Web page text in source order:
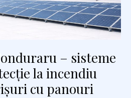
– sisteme
la incendiu
cu panouri